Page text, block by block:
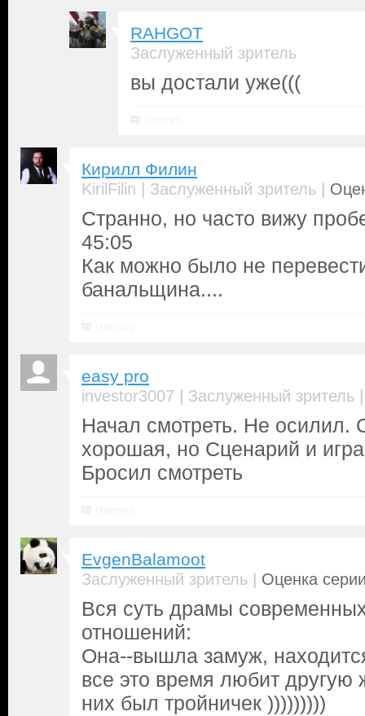
RAHGOT
Заслуженный зритель
вы достали уже(((
Кирилл Филин
KirilFilin | Заслуженный зритель |
Странно, но часто вижу
45:05
Как можно было не
банальщина....
easy pro
investor3007 | Заслуженный зритель
Начал смотреть. Не осилил.
хорошая, но Сценарий и
Бросил смотреть
EvgenBalamoot
Заслуженный зритель | Оценка
Вся суть драмы
отношений:
Она--вышла замуж,
все это время любит другую
них был тройничек )))))))))